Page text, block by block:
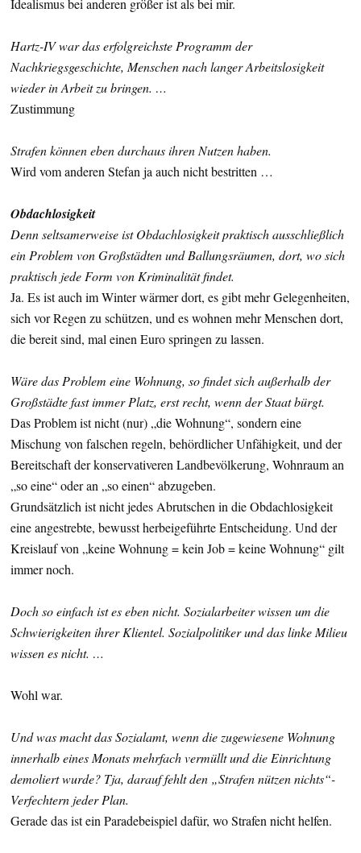
Idealismus bei anderen größer ist als bei mir.
Hartz-IV war das erfolgreichste Programm der
Nachkriegsgeschichte, Menschen nach langer Arbeitslosigkeit
wieder in Arbeit zu bringen. …
Zustimmung
Strafen können eben durchaus ihren Nutzen haben.
Wird vom anderen Stefan ja auch nicht bestritten …
Obdachlosigkeit
Denn seltsamerweise ist Obdachlosigkeit praktisch ausschließlich
ein Problem von Großstädten und Ballungsräumen, dort, wo sich
praktisch jede Form von Kriminalität findet.
Ja. Es ist auch im Winter wärmer dort, es gibt mehr Gelegenheiten,
sich vor Regen zu schützen, und es wohnen mehr Menschen dort,
die bereit sind, mal einen Euro springen zu lassen.
Wäre das Problem eine Wohnung, so findet sich außerhalb der
Großstädte fast immer Platz, erst recht, wenn der Staat bürgt.
Das Problem ist nicht (nur) „die Wohnung“, sondern eine
Mischung von falschen regeln, behördlicher Unfähigkeit, und der
Bereitschaft der konservativeren Landbevölkerung, Wohnraum an
„so eine“ oder an „so einen“ abzugeben.
Grundsätzlich ist nicht jedes Abrutschen in die Obdachlosigkeit
eine angestrebte, bewusst herbeigeführte Entscheidung. Und der
Kreislauf von „keine Wohnung = kein Job = keine Wohnung“ gilt
immer noch.
Doch so einfach ist es eben nicht. Sozialarbeiter wissen um die
Schwierigkeiten ihrer Klientel. Sozialpolitiker und das linke Milieu
wissen es nicht. …
Wohl war.
Und was macht das Sozialamt, wenn die zugewiesene Wohnung
innerhalb eines Monats mehrfach vermüllt und die Einrichtung
demoliert wurde? Tja, darauf fehlt den „Strafen nützen nichts“-
Verfechtern jeder Plan.
Gerade das ist ein Paradebeispiel dafür, wo Strafen nicht helfen.